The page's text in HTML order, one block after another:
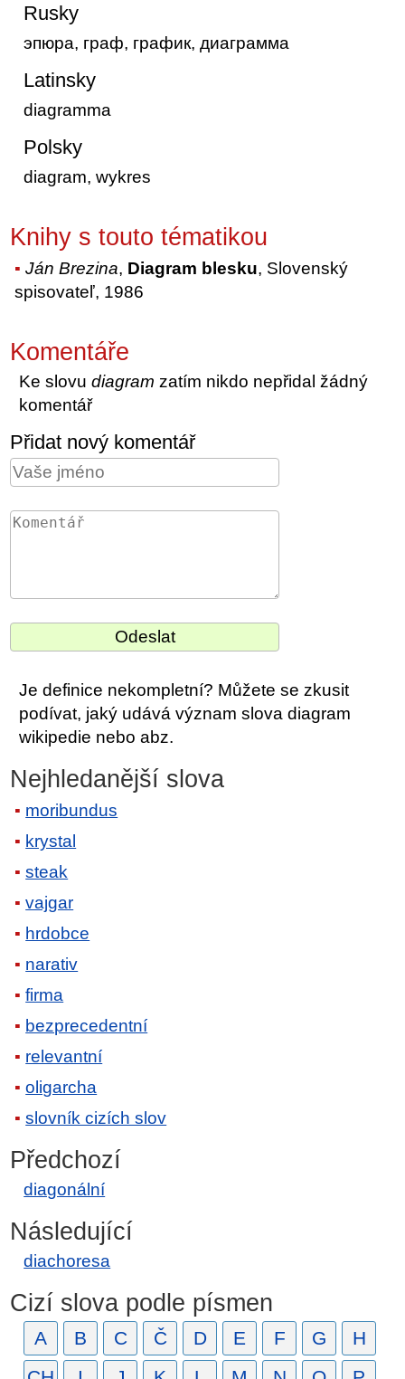
Rusky
эпюра, граф, график, диаграмма
Latinsky
diagramma
Polsky
diagram, wykres
Knihy s touto tématikou
Ján Brezina, Diagram blesku, Slovenský
spisovateľ, 1986
Komentáře
Ke slovudiagram zatím nikdo nepřidal žádný
komentář
Přidat nový komentář
Je definice nekompletní? Můžete se zkusit
podívat, jaký udává význam slova diagram
wikipedie nebo abz.
Nejhledanější slova
moribundus
krystal
steak
vajgar
hrdobce
narativ
firma
bezprecedentní
relevantní
oligarcha
slovník cizích slov
Předchozí
diagonální
Následující
diachoresa
Cizí slova podle písmen
A B C Č D E F G
H